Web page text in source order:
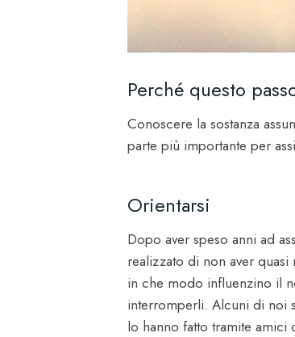
Perché questo
Conoscere la sostanza
parte più importante per
Orientarsi
Dopo aver speso anni ad
realizzato di non aver quasi
in che modo influenzino il
interromperli. Alcuni di noi
lo hanno fatto tramite